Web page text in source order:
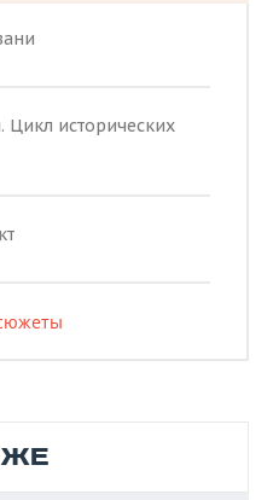
Цикл исторических